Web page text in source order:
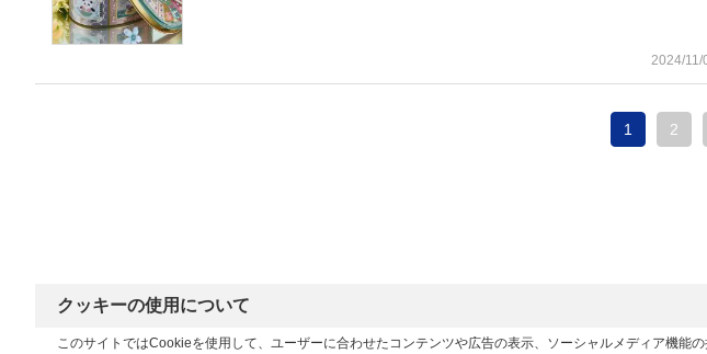
2024/11/
1 2
クッキーの使用について
このサイトではCookieを使用して、ユーザーに合わせたコンテンツや広告の表示、ソーシャルメディア機